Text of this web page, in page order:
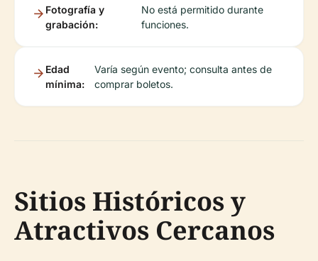
Fotografía y
grabación:
No está permitido durante
funciones.
Edad
mínima:
Varía según evento; consulta antes de
comprar boletos.
Sitios Históricos y
Atractivos Cercanos